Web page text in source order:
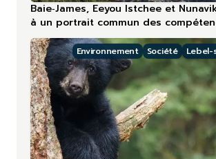
Baie‑James, Eeyou Istchee et
à un portrait commun des
touristiques
Environnement Société Lebel-